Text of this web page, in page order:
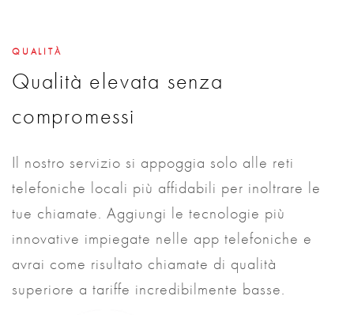
QUALITÀ
Qualità elevata senza
compromessi
Il nostro servizio si appoggia solo alle reti
telefoniche locali più affidabili per inoltrare le
tue chiamate. Aggiungi le tecnologie più
innovative impiegate nelle app telefoniche e
avrai come risultato chiamate di qualità
superiore a tariffe incredibilmente basse.